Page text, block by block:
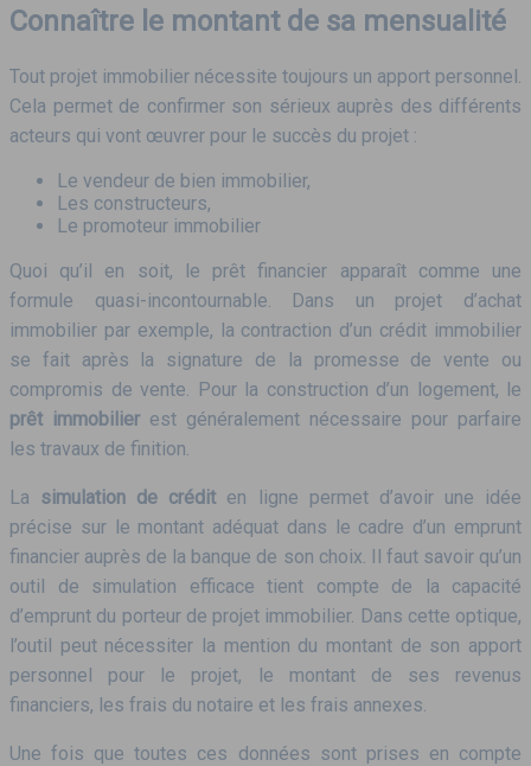
Connaître le montant de sa mensualité
Tout projet immobilier nécessite toujours un apport personnel.
Cela permet de confirmer son sérieux auprès des différents
acteurs qui vont œuvrer pour le succès du projet :
Le vendeur de bien immobilier,
Les constructeurs,
Le promoteur immobilier
Quoi qu’il en soit, le prêt financier apparaît comme une
formule quasi-incontournable. Dans un projet d’achat
immobilier par exemple, la contraction d’un crédit immobilier
se fait après la signature de la promesse de vente ou
compromis de vente. Pour la construction d’un logement, le
prêt immobilierest généralement nécessaire pour parfaire
les travaux de finition.
La simulation de crédit en ligne permet d’avoir une idée
précise sur le montant adéquat dans le cadre d’un emprunt
financier auprès de la banque de son choix. Il faut savoir qu’un
outil de simulation efficace tient compte de la capacité
d’emprunt du porteur de projet immobilier. Dans cette optique,
l’outil peut nécessiter la mention du montant de son apport
personnel pour le projet, le montant de ses revenus
financiers, les frais du notaire et les frais annexes.
Une fois que toutes ces données sont prises en compte